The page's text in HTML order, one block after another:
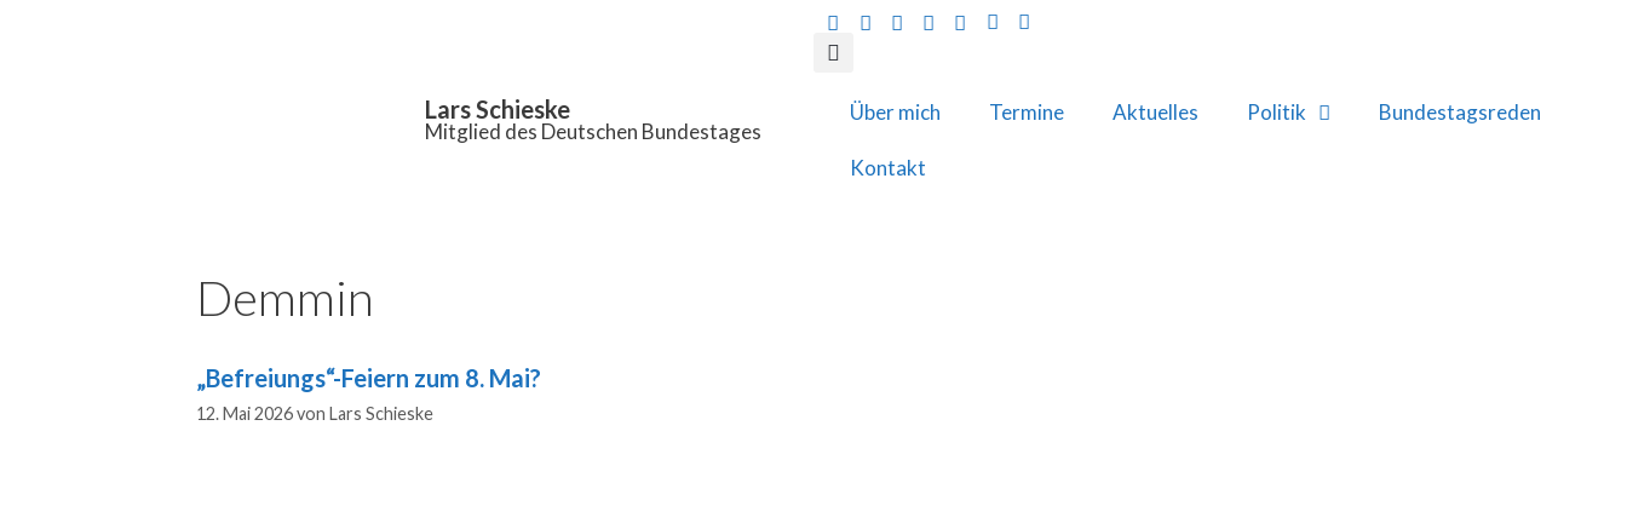
Lars Schieske
Mitglied des Deutschen Bundestages
Über mich Termine Aktuelles Politik Bundestagsreden
Kontakt
Demmin
„Befreiungs“-Feiern zum 8. Mai?
12. Mai 2026von Lars Schieske